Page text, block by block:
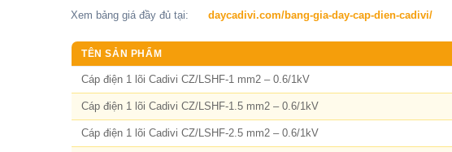
Xem bảng giá đầy đủ tại: daycadivi.com/bang-gia-day-cap-dien-cadivi/
TÊN SẢN PHẨM
Cáp điện 1 lõi Cadivi CZ/LSHF-1 mm2 – 0.6/1kV
Cáp điện 1 lõi Cadivi CZ/LSHF-1.5 mm2 – 0.6/1kV
Cáp điện 1 lõi Cadivi CZ/LSHF-2.5 mm2 – 0.6/1kV